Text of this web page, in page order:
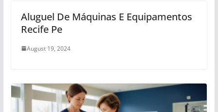
Aluguel De Máquinas E Equipamentos
Recife Pe
August 19, 2024